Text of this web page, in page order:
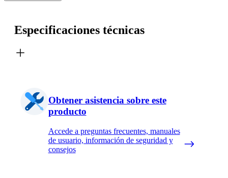
Especificaciones técnicas
Obtener asistencia sobre este
producto
Accede a preguntas frecuentes, manuales
de usuario, información de seguridad y
consejos